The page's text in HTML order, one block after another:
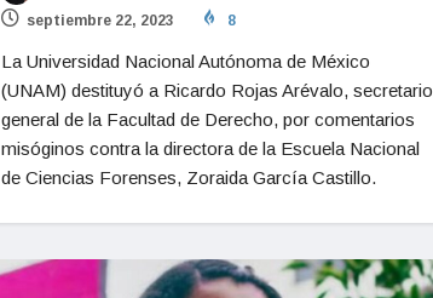
septiembre 22, 2023
8
La Universidad Nacional Autónoma de México
(UNAM) destituyó a Ricardo Rojas Arévalo, secretario
general de la Facultad de Derecho, por comentarios
misóginos contra la directora de la Escuela Nacional
de Ciencias Forenses, Zoraida García Castillo.